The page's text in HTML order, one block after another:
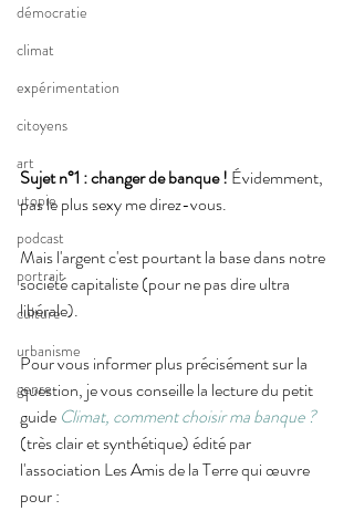
démocratie
climat
expérimentation
citoyens
art
utopie
podcast
portrait
culture
urbanisme
genre
Sujet n°1 : changer de banque ! Évidemment,
pas le plus sexy me direz-vous.
Mais l'argent c'est pourtant la base dans notre
société capitaliste (pour ne pas dire ultra
libérale).
Pour vous informer plus précisément sur la
question, je vous conseille la lecture du petit
guide Climat, comment choisir ma banque ?
(très clair et synthétique) édité par
l'association Les Amis de la Terre qui œuvre
pour :